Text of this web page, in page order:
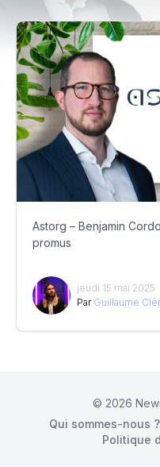
Astorg – Benjamin
promus
jeudi 15 mai 2025
Par Guillaume
© 2026
Qui sommes-nous ?
Politique